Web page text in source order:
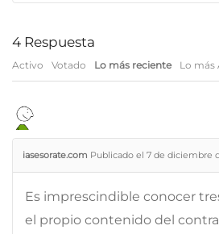
4 Respuesta
Activo Votado Lo más reciente Lo más
iasesorate.com Publicado el 7 de diciembre
Es imprescindible conocer
el propio contenido del